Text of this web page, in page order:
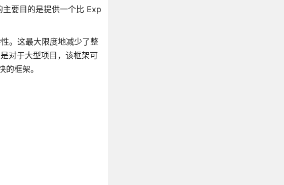
要目的是提供一个比 Exp
。这最大限度地减少了整
对于大型项目，该框架可
框架。